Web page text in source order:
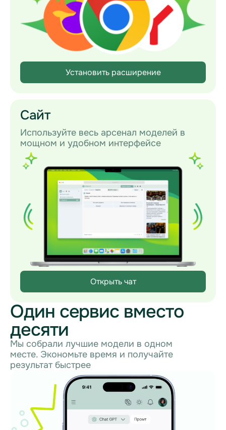
Установить расширение
Сайт
Используйте весь арсенал моделей в
мощном и удобном интерфейсе
Открыть чат
Один сервис вместо
десяти
Мы собрали лучшие модели в одном
месте. Экономьте время и получайте
результат быстрее